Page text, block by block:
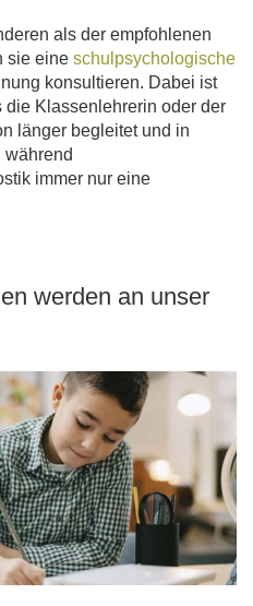
als der empfohlenen
sie eine schulpsychologische
konsultieren. Dabei ist
Klassenlehrerin oder der
länger begleitet und in
während
immer nur eine
werden an unser